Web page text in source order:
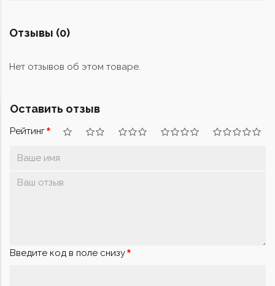
Отзывы (0)
Нет отзывов об этом товаре.
Оставить отзыв
Рейтинг
Введите код в поле снизу